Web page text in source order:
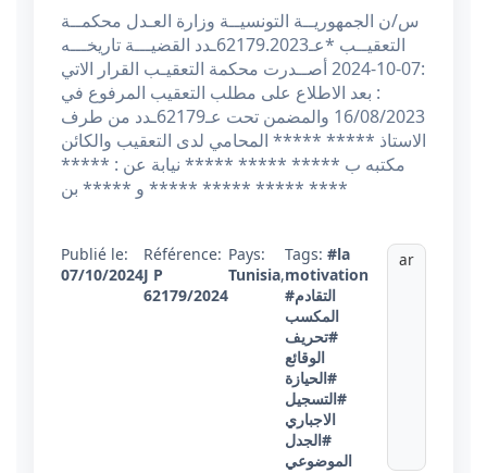
س/ن الجمهوريــة التونسيــة وزارة العـدل محكمــة
التعقيــب *عـ62179.2023ـدد القضيـــة تاريخـــه
:07-10-2024 أصــدرت محكمة التعقيـب القرار الاتي
: بعد الاطلاع على مطلب التعقيب المرفوع في
16/08/2023 والمضمن تحت عـ62179ـدد من طرف
الاستاذ ***** ***** المحامي لدى التعقيب والكائن
مكتبه ب ***** ***** ***** نيابة عن : *****
***** ***** و ***** بن ***** ****
Publié le:
07/10/2024
Référence:
J P
62179/2024
Pays:
Tunisia,
Tags: #la
motivation
#التقادم
المكسب
#تحريف
الوقائع
#الحيازة
#التسجيل
الاجباري
#الجدل
الموضوعي
ar